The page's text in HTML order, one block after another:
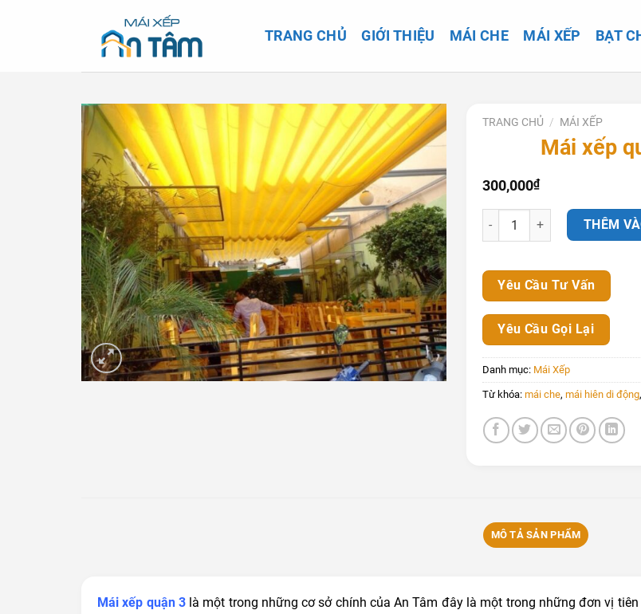
TRANG CHỦ GIỚI THIỆU MÁI CHE MÁI XẾP BẠT
TRANG CHỦ / MÁI XẾP
Mái xếp
300,000₫
Mái xếp quận 3 số lượng
THÊM
Yêu Cầu Tư Vấn
Yêu Cầu Gọi Lại
Danh mục: Mái Xếp
Từ khóa: mái che, mái hiên di động,
MÔ TẢ SẢN PHẨM
Mái xếp quận 3là một trong những cơ sở chính của An Tâm đây là một trong những đơn vị